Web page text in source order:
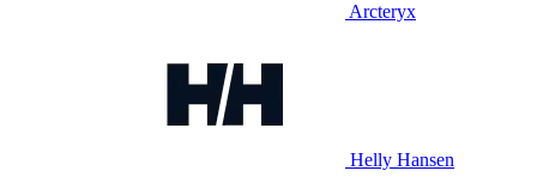
Arcteryx
Helly Hansen